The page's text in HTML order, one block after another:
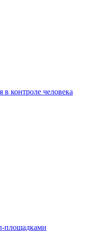
контроле человека
площадками